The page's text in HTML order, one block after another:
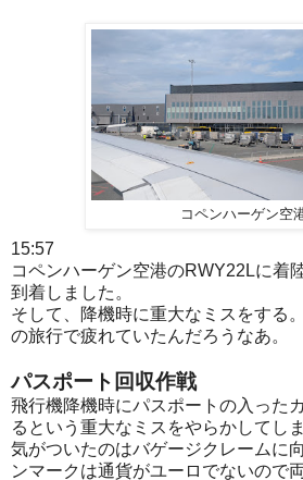
コペンハーゲン空
15:57
コペンハーゲン空港のRWY22Lに着
到着しました。
そして、降機時に重大なミスをする
の旅行で疲れていたんだろうなあ。
パスポート回収作戦
飛行機降機時にパスポートの入った
るという重大なミスをやらかしてしま
気がついたのはバゲージクレームに
ンマークは通貨がユーロでないので